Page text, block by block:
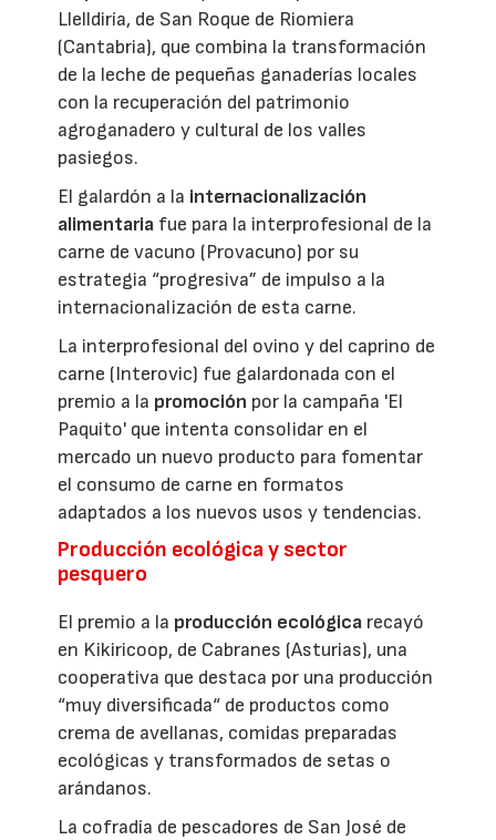
Llelldiría, de San Roque de Riomiera
(Cantabria), que combina la transformación
de la leche de pequeñas ganaderías locales
con la recuperación del patrimonio
agroganadero y cultural de los valles
pasiegos.
El galardón a la internacionalización
alimentaria fue para la interprofesional de la
carne de vacuno (Provacuno) por su
estrategia “progresiva” de impulso a la
internacionalización de esta carne.
La interprofesional del ovino y del caprino de
carne (Interovic) fue galardonada con el
premio a la promoción por la campaña 'El
Paquito' que intenta consolidar en el
mercado un nuevo producto para fomentar
el consumo de carne en formatos
adaptados a los nuevos usos y tendencias.
Producción ecológica y sector
pesquero
El premio a la producción ecológica recayó
en Kikiricoop, de Cabranes (Asturias), una
cooperativa que destaca por una producción
“muy diversificada“ de productos como
crema de avellanas, comidas preparadas
ecológicas y transformados de setas o
arándanos.
La cofradía de pescadores de San José de